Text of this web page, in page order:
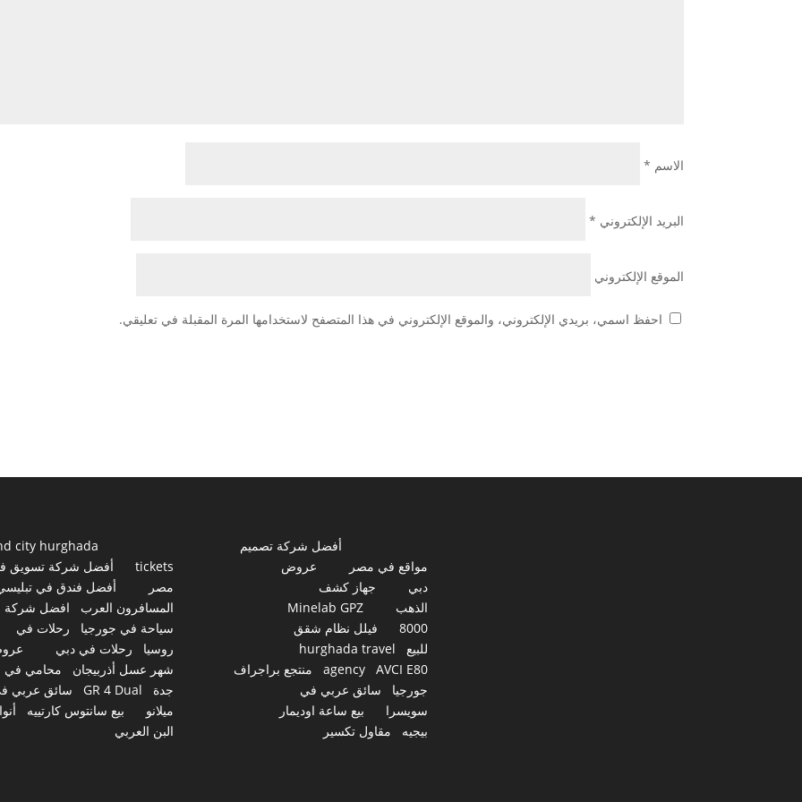
الاسم *
البريد الإلكتروني *
الموقع الإلكتروني
احفظ اسمي، بريدي الإلكتروني، والموقع الإلكتروني في هذا المتصفح لاستخدامها المرة المقبلة في تعليقي.
city hurghada
tickets
أفضل شركة تسويق
مصر
أفضل فندق في
المسافرون العرب
افضل شركة
سياحة في جورجيا
رحلات في
روسيا
رحلات في دبي
شهر عسل أذربيجان
محامي في
جدة
GR 4 Dual
سائق عربي
ميلانو
بيع سانتوس كارتييه
البن العربي
أفضل شركة تصميم
مواقع في مصر
عروض
دبي
جهاز كشف
الذهب
Minelab GPZ
8000
فيلل نظام شقق
للبيع
hurghada travel
agency
AVCI E80
منتجع براجراف
جورجيا
سائق عربي في
سويسرا
بيع ساعة اوديمار
بيجيه
مقاول تكسير